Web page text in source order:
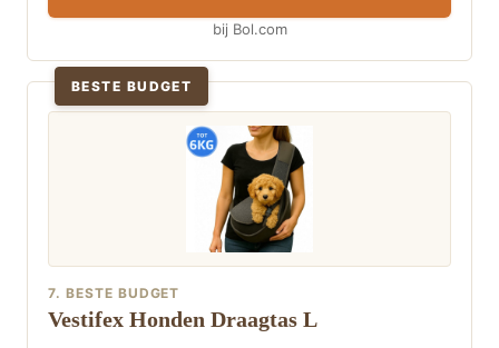
bij Bol.com
BESTE BUDGET
7. BESTE BUDGET
Vestifex Honden Draagtas L